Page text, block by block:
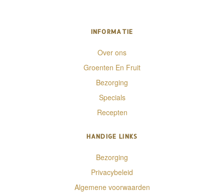
INFORMATIE
Over ons
Groenten En Fruit
Bezorging
Specials
Recepten
HANDIGE LINKS
Bezorging
Privacybeleid
Algemene voorwaarden